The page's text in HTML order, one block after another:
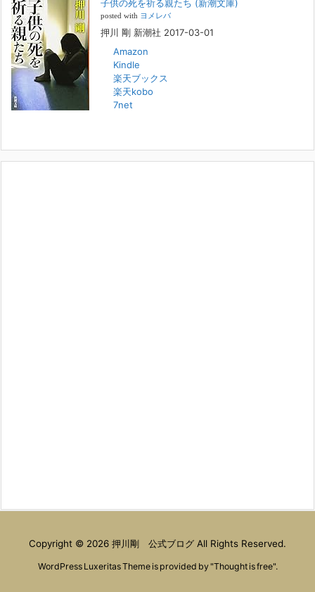
されます。「俺がつなげてやる～コワモテ“説得屋”の生き様～」続きを
[...]
人と“直接”向き合うことの価値
2022年1月14日
2022年になりました。すでに言い尽くされていることではありますが、
コロナ禍は、日々の生活や生き方そのものを考える機会となりました。
「人に会う」こと一つをとっても、実はさして必要のなかった付き合い
子供の死を祈る親たち (新潮文庫)
posted with ヨメレバ
押川 剛 新潮社 2017-03-01
Amazon
Kindle
楽天ブックス
楽天kobo
7net
Copyright © 2026 押川剛 公式ブログ All Rights Reserved.
WordPress Luxeritas Theme is provided by "Thought is free".